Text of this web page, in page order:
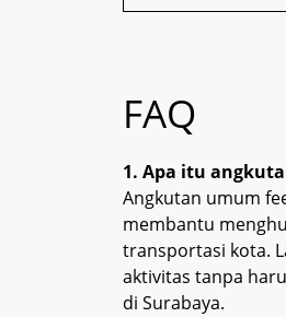
FAQ
1. Apa itu
Angkutan umum
membantu
transportasi kota.
aktivitas tanpa
di Surabaya.